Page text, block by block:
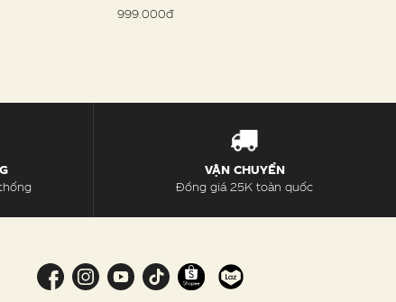
999.000đ
VẬN CHUYỂN
Đồng giá 25K toàn quốc